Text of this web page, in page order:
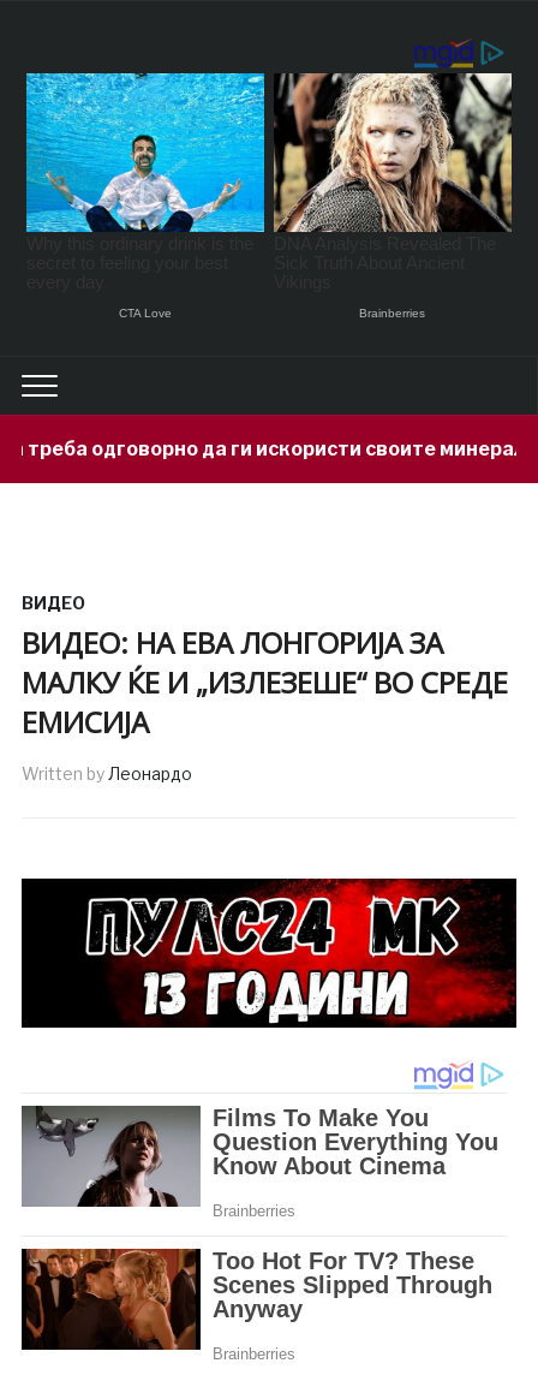
ги искористи своите минерални богатства
ВИДЕО
ВИДЕО: НА ЕВА ЛОНГОРИЈА ЗА
МАЛКУ ЌЕ И „ИЗЛЕЗЕШЕ“ ВО СРЕДЕ
ЕМИСИЈА
Written byЛеонардо